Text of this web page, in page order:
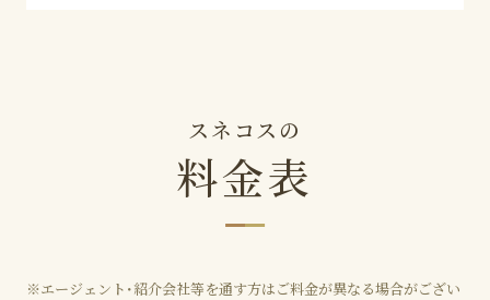
スネコスの
料金表
※エージェント・紹介会社等を通す方はご料金が異なる場合がござい